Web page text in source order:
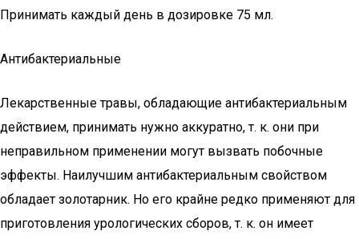
Принимать каждый день в дозировке 75 мл.
Антибактериальные
Лекарственные травы, обладающие антибактериальным
действием, принимать нужно аккуратно, т. к. они при
неправильном применении могут вызвать побочные
эффекты. Наилучшим антибактериальным свойством
обладает золотарник. Но его крайне редко применяют для
приготовления урологических сборов, т. к. он имеет